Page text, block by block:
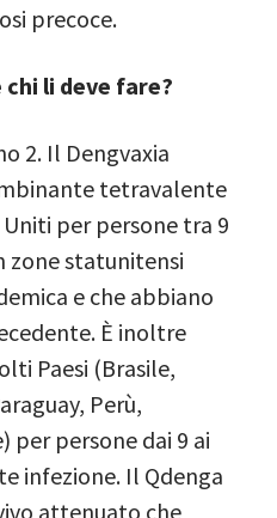
precoce.
chi li deve fare?
2. Il Dengvaxia
tetravalente
per persone tra 9
zone statunitensi
e che abbiano
È inoltre
Paesi (Brasile,
Perù,
per persone dai 9 ai
infezione. Il Qdenga
attenuato che